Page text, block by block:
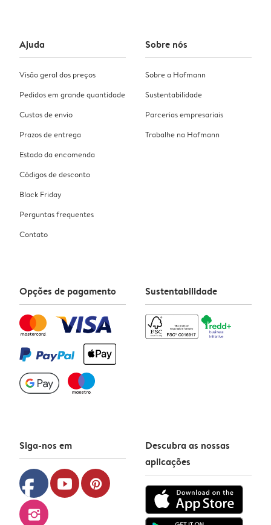
Ajuda
Visão geral dos preços
Pedidos em grande quantidade
Custos de envio
Prazos de entrega
Estado da encomenda
Códigos de desconto
Black Friday
Perguntas frequentes
Contato
Sobre nós
Sobre a Hofmann
Sustentabilidade
Parcerias empresariais
Trabalhe na Hofmann
Opções de pagamento Sustentabilidade
Siga-nos em
facebook youtube pinterest
instagram
Descubra as nossas
aplicações